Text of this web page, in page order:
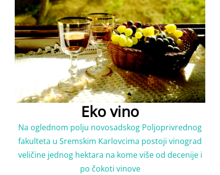
Eko vino
Na oglednom polju novosadskog Poljoprivrednog
fakulteta u Sremskim Karlovcima postoji vinograd
veličine jednog hektara na kome više od decenije i
po čokoti vinove